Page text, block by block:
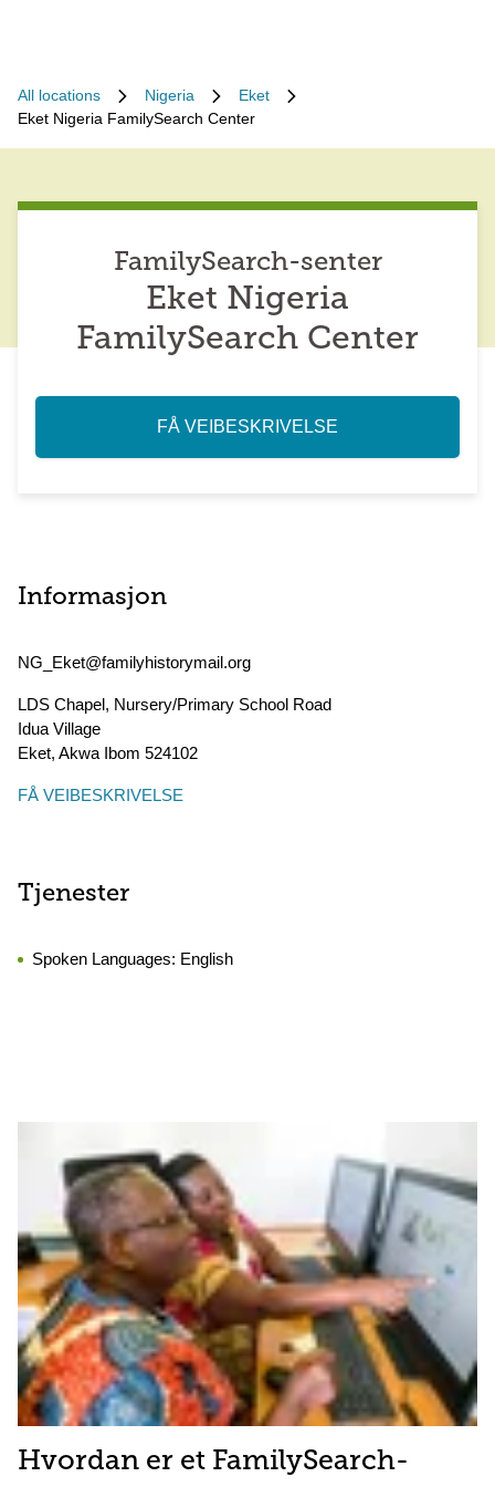
All locations Nigeria
Eket
Eket Nigeria FamilySearch Center
FamilySearch-senter
Eket Nigeria
FamilySearch Center
FÅ VEIBESKRIVELSE
Informasjon
NG_Eket@familyhistorymail.org
LDS Chapel, Nursery/Primary School Road
Idua Village
Eket, Akwa Ibom 524102
FÅ VEIBESKRIVELSE
Tjenester
Spoken Languages: English
Hvordan er et FamilySearch-